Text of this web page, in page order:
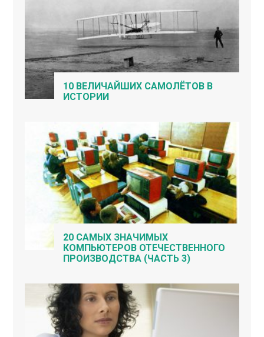
10 ВЕЛИЧАЙШИХ САМОЛЁТОВ В
ИСТОРИИ
20 САМЫХ ЗНАЧИМЫХ
КОМПЬЮТЕРОВ ОТЕЧЕСТВЕННОГО
ПРОИЗВОДСТВА (ЧАСТЬ 3)